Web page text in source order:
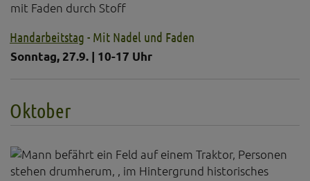
Handarbeitstag - Mit Nadel und Faden
Sonntag, 27.9. | 10-17 Uhr
Oktober